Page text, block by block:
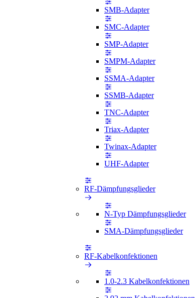
SMB-Adapter
SMC-Adapter
SMP-Adapter
SMPM-Adapter
SSMA-Adapter
SSMB-Adapter
TNC-Adapter
Triax-Adapter
Twinax-Adapter
UHF-Adapter
RF-Dämpfungsglieder
N-Typ Dämpfungsglieder
SMA-Dämpfungsglieder
RF-Kabelkonfektionen
1.0-2.3 Kabelkonfektionen